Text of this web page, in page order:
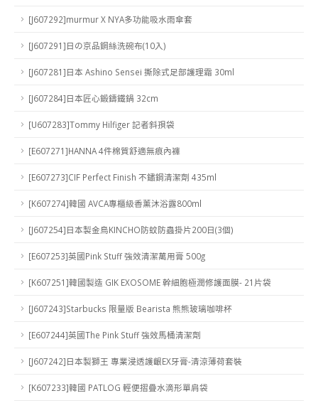
[J607292]murmur X NYA多功能吸水雨傘套
[J607291]日の京品鋼絲洗碗布(10入)
[J607281]日本 Ashino Sensei 撕除式足部護理霜 30ml
[J607284]日本匠心鍛鑄鐵鍋 32cm
[U607283]Tommy Hilfiger 記者斜孭袋
[E607271]HANNA 4件棉質舒適無痕內褲
[E607273]CIF Perfect Finish 不鏽鋼清潔劑 435ml
[K607274]韓國 AVCA專櫃級香薰沐浴露800ml
[J607254]日本製金鳥KINCHO防蚊防蟲掛片200日(3個)
[E607253]英國Pink Stuff 強效清潔萬用膏 500g
[K607251]韓國製造 GIK EXOSOME 幹細胞極潤修護面膜- 21片袋
[J607243]Starbucks 限量版 Bearista 熊熊玻璃咖啡杯
[E607244]英國The Pink Stuff 強效馬桶清潔劑
[J607242]日本製獅王 專業浸透護齦EX牙膏-清涼薄荷套裝
[K607233]韓國 PATLOG 輕便摺疊水滴形單肩袋